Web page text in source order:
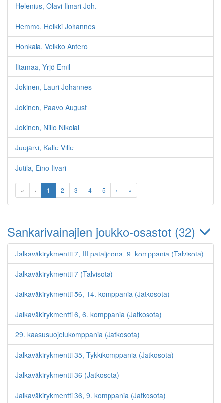
Helenius, Olavi Ilmari Joh.
Hemmo, Heikki Johannes
Honkala, Veikko Antero
Iltamaa, Yrjö Emil
Jokinen, Lauri Johannes
Jokinen, Paavo August
Jokinen, Niilo Nikolai
Juojärvi, Kalle Ville
Jutila, Eino Iivari
« ‹ 1 2 3 4 5 › »
Sankarivainajien joukko-osastot (32)
Jalkaväkirykmentti 7, III pataljoona, 9. komppania (Talvisota)
Jalkaväkirykmentti 7 (Talvisota)
Jalkaväkirykmentti 56, 14. komppania (Jatkosota)
Jalkaväkirykmentti 6, 6. komppania (Jatkosota)
29. kaasusuojelukomppania (Jatkosota)
Jalkaväkirykmentti 35, Tykkikomppania (Jatkosota)
Jalkaväkirykmentti 36 (Jatkosota)
Jalkaväkirykmentti 36, 9. komppania (Jatkosota)